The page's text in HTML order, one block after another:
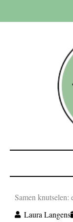
naar
Samen knutselen:
Laura Langens